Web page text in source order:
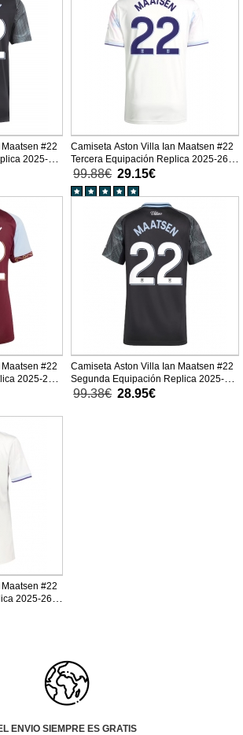
#22
2025-26
Camiseta Aston Villa Ian Maatsen #22
Tercera Equipación Replica 2025-26
mangas cortas
99.88€ 29.15€
#22
2025-26
Camiseta Aston Villa Ian Maatsen #22
Segunda Equipación Replica 2025-26
para mujer mangas cortas
99.38€ 28.95€
#22
2025-26
ENVIO SIEMPRE ES GRATIS